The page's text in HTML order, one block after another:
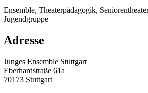
Ensemble, Theaterpädagogik,
Jugendgruppe
Adresse
Junges Ensemble Stuttgart
Eberhardstraße 61a
70173 Stuttgart